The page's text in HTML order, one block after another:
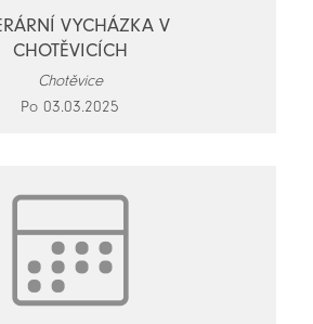
VYCHÁZKA V
CHOTĚVICÍCH
Chotěvice
Po 03.03.2025